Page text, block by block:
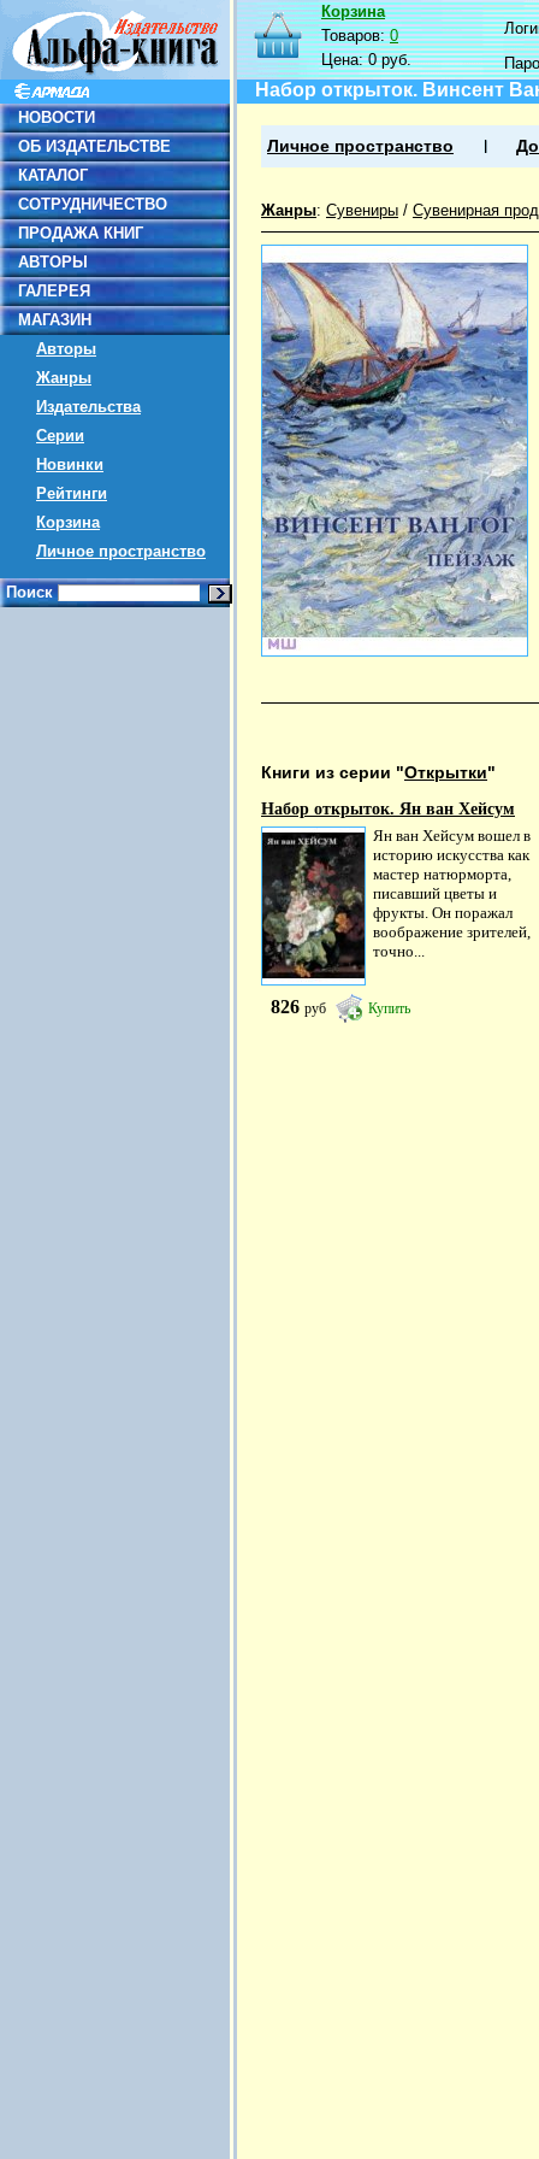
НОВОСТИ
ОБ ИЗДАТЕЛЬСТВЕ
КАТАЛОГ
СОТРУДНИЧЕСТВО
ПРОДАЖА КНИГ
АВТОРЫ
ГАЛЕРЕЯ
МАГАЗИН
Авторы
Жанры
Издательства
Серии
Новинки
Рейтинги
Корзина
Личное пространство
Поиск
Корзина
Товаров:0
Цена:0 руб.
Набор открыток. Винсент
Личное пространство
Жанры: Сувениры / Сувенирная
Книги из серии "Открытки"
Набор открыток. Ян ван Хейсум
Ян ван Хейсум вошел в
историю искусства как
мастер натюрморта,
писавший цветы и
фрукты. Он поражал
воображение зрителей,
точно...
826 руб Купить